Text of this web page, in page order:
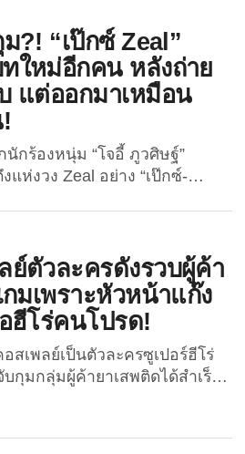
าหน้าที่ตำรวจเปรู โดยรอบนี้
อตหมามะพร้าวหรือเจ้า “คาปิ
ไงก็แนบเนียนแบบตะโกน เมื่อ
นมา ทางสำนักงานตำรวจแห่ง
โอการบุกเข้าจับกุมผู้ค้ายาเสพ
ซึ่งภายในคลิปวิดีโอเผยให้
หน้าที่สวมชุดมาสคอตคาปิบาร่า
ภารกิจที่ว่านี้ ก่อนจะเนียนเข้า
ละเข้าจับกุมไว้ได้ในที่สุด โดย
ยดังกล่าวไปดำเนินคดีพร้อมกับ
?! “เป๊กซ์ Zeal”
ใหม่อีกคน หลังถ่าย
แต่ออกมาเหมือน
กร้องหนุ่ม “โจอี้ ภูวศิษฐ์”
แห่งวง Zeal อย่าง “เป๊กซ์-
พลงดังมากมายแล้ว อีกหนึ่ง
ซ์ ปราชญ์” หรือที่หลายคนรู้จัก
ก็คือการเป็นสุดยอดนักร้อง
เทศไทย ที่ได้สร้างตำนาน
านแต่งตัวเอง เพราะสนุกเกิน
รั้ง จนหลายคนพากันแซวว่า
เป็นคณะตลกที่เล่นดนตรีได้นิด
ย์ตัวละครดังรวบผู้ค้า
มเพราะหัวหน้าแก๊ง
ฮีโร่คนโปรด!
สเพลย์เป็นตัวละครซูเปอร์ฮีโร่
กุมกลุ่มผู้ค้ายาเสพติดได้สำเร็จ
งานข่าวการปราบปรามยาเสพ